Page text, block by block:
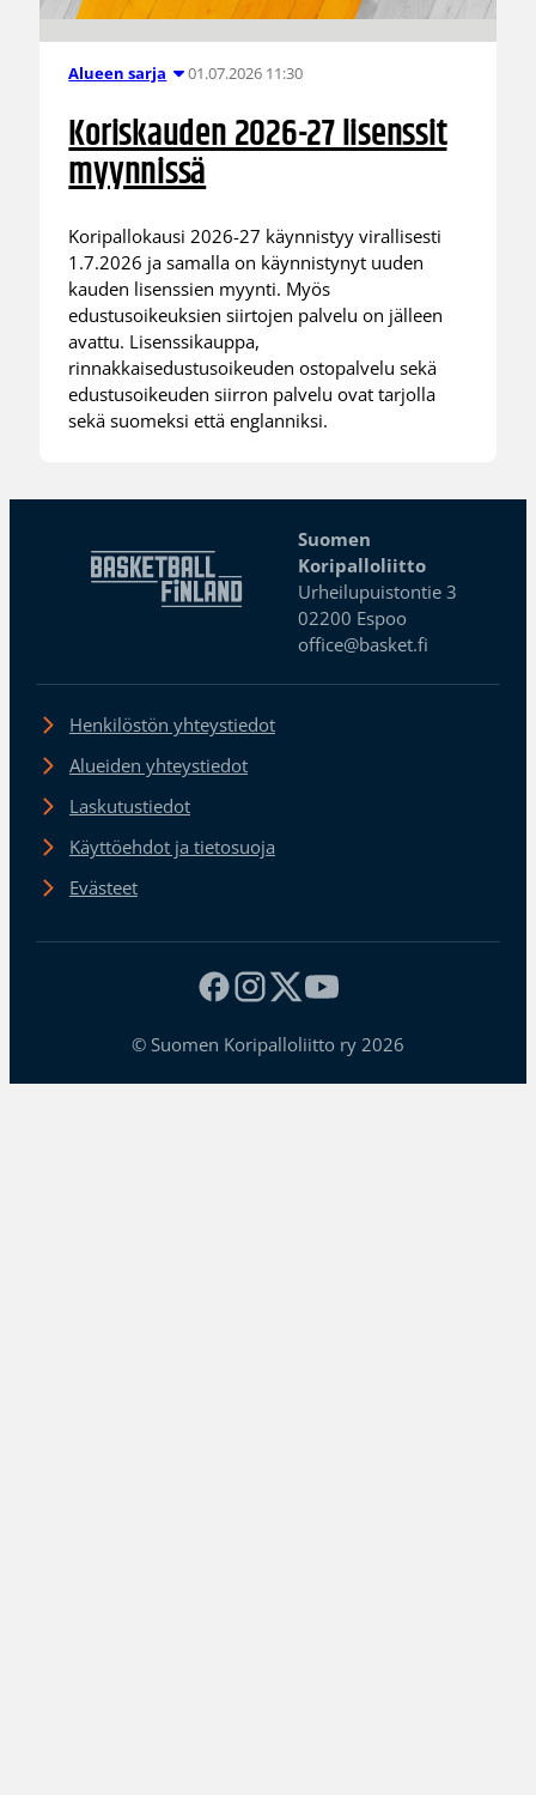
Alueen sarja 01.07.2026 11:30
Koriskauden 2026-27 lisenssit
myynnissä
Koripallokausi 2026-27 käynnistyy virallisesti
1.7.2026 ja samalla on käynnistynyt uuden
kauden lisenssien myynti. Myös
edustusoikeuksien siirtojen palvelu on jälleen
avattu. Lisenssikauppa,
rinnakkaisedustusoikeuden ostopalvelu sekä
edustusoikeuden siirron palvelu ovat tarjolla
sekä suomeksi että englanniksi.
Suomen
Koripalloliitto
Urheilupuistontie 3
02200 Espoo
office@basket.fi
Henkilöstön yhteystiedot
Alueiden yhteystiedot
Laskutustiedot
Käyttöehdot ja tietosuoja
Evästeet
© Suomen Koripalloliitto ry 2026